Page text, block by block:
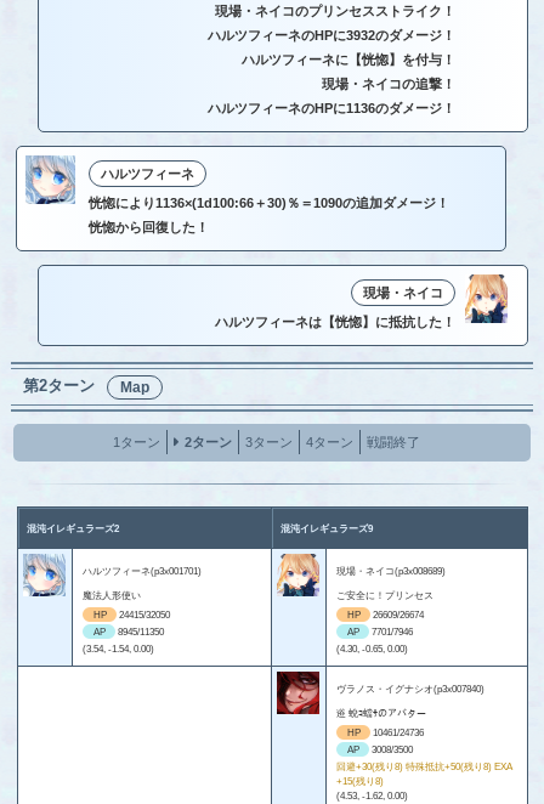
現場・ネイコのプリンセスストライク！
ハルツフィーネのHPに3932のダメージ！
ハルツフィーネに【恍惚】を付与！
現場・ネイコの追撃！
ハルツフィーネのHPに1136のダメージ！
ハルツフィーネ
恍惚により1136×(1d100:66＋30)％＝1090の追加ダメージ！
恍惚から回復した！
現場・ネイコ
ハルツフィーネは【恍惚】に抵抗した！
第2ターン Map
1ターン 2ターン 3ターン 4ターン 戦闘終了
混沌イレギュラーズ2 混沌イレギュラーズ9
ハルツフィーネ(p3x001701)
魔法人形使い
HP
24415/32050
AP
8945/11350
(3.54, -1.54, 0.00)
現場・ネイコ(p3x008689)
ご安全に！プリンセス
HP
26609/26674
AP
7701/7946
(4.30, -0.65, 0.00)
ヴラノス・イグナシオ(p3x007840)
逧 蛻ｺ蟷ｻのアバター
HP
10461/24736
AP
3008/3500
回避+30(残り8) 特殊抵抗+50(残り8) EXA
+15(残り8)
(4.53, -1.62, 0.00)